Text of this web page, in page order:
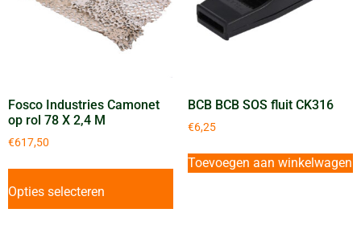
Fosco Industries Camonet
op rol 78 X 2,4 M
€617,50
Opties selecteren
BCB BCB SOS fluit CK316
€6,25
Toevoegen aan winkelwagen